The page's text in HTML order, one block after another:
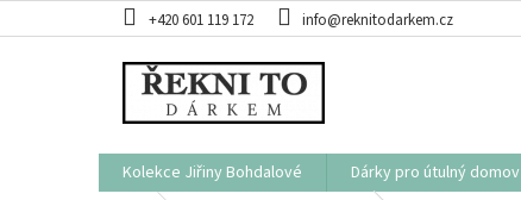
na
+420 601 119 172 info@reknitodarkem.cz
Kolekce Jiřiny Bohdalové Dárky pro útulný domov